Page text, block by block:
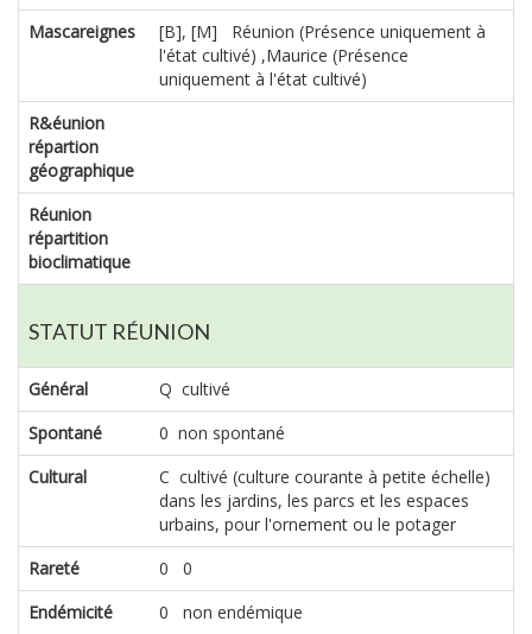
Mascareignes
[B], [M] Réunion (Présence uniquement à
l'état cultivé) ,Maurice (Présence
uniquement à l'état cultivé)
R&éunion
répartion
géographique
Réunion
répartition
bioclimatique
STATUT RÉUNION
Général
Q cultivé
Spontané
0 non spontané
Cultural
C cultivé (culture courante à petite échelle)
dans les jardins, les parcs et les espaces
urbains, pour l'ornement ou le potager
Rareté
0 0
Endémicité
0 non endémique